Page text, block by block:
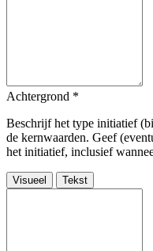
Achtergrond *
Beschrijf het type initiatief
de kernwaarden. Geef
het initiatief, inclusief
Visueel Tekst